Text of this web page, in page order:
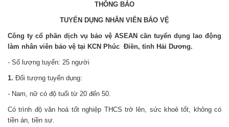
THÔNG BÁO
TUYỂN DỤNG NHÂN VIÊN BẢO VỆ
Công ty cổ phần dịch vụ bảo vệ ASEAN cần tuyển dụng lao động
làm nhân viên bảo vệ tại KCN Phúc Điền, tỉnh Hải Dương.
- Số lượng tuyển: 25 người
1. Đối tượng tuyển dụng:
- Nam, nữ có độ tuổi từ 20 đến 50.
Có trình độ văn hoá tốt nghiệp THCS trở lên, sức khoẻ tốt, không có
tiền án, tiền sự.